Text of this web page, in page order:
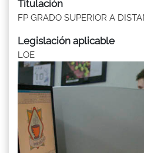
Titulación
FP GRADO SUPERIOR A
Legislación aplicable
LOE